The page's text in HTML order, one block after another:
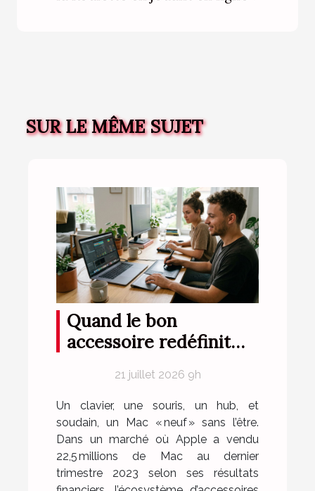
SUR LE MÊME SUJET
Quand le bon
accessoire redéfinit
sur mac21 juillet 2026 9h
Un clavier, une souris, un hub, et
soudain, un Mac « neuf » sans l’être.
Dans un marché où Apple a vendu
22,5 millions de Mac au dernier
trimestre 2023 selon ses résultats